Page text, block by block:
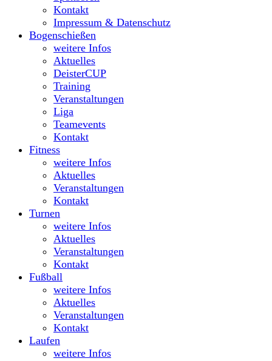
Kontakt
Impressum & Datenschutz
Bogenschießen
weitere Infos
Aktuelles
DeisterCUP
Training
Veranstaltungen
Liga
Teamevents
Kontakt
Fitness
weitere Infos
Aktuelles
Veranstaltungen
Kontakt
Turnen
weitere Infos
Aktuelles
Veranstaltungen
Kontakt
Fußball
weitere Infos
Aktuelles
Veranstaltungen
Kontakt
Laufen
weitere Infos